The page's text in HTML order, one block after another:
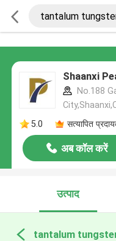
Shaanxi
No.188
5.0
सत्यापित
अब कॉल करें
उत्पाद
tantalum